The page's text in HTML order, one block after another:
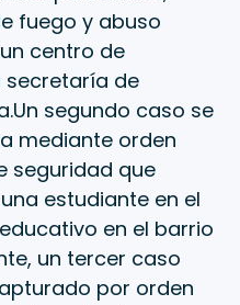
fuego y abuso
centro de
secretaría de
segundo caso se
mediante orden
seguridad que
estudiante en el
en el barrio
un tercer caso
por orden